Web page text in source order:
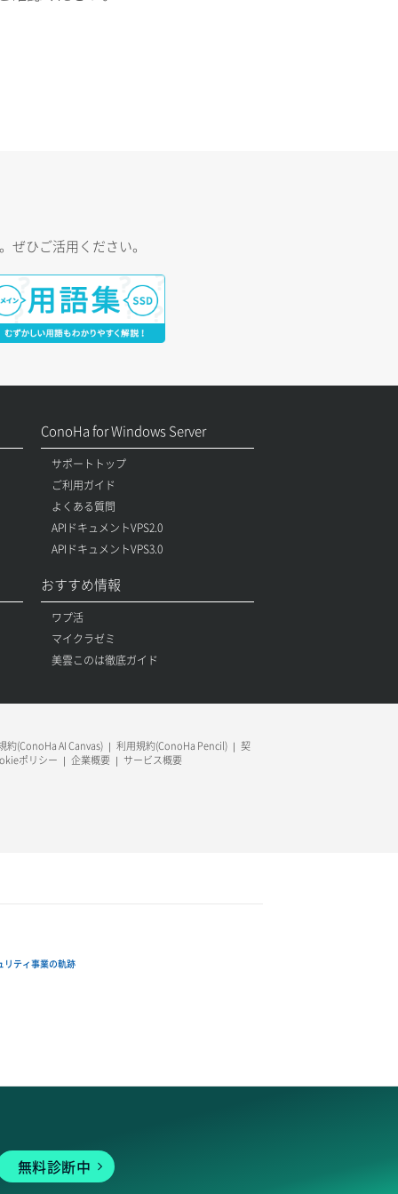
ひご活用ください。
ConoHa for Windows Server
サポートトップ
ご利用ガイド
よくある質問
APIドキュメントVPS2.0
APIドキュメントVPS3.0
おすすめ情報
ワプ活
マイクラゼミ
美雲このは徹底ガイド
約(ConoHa AI Canvas) 利用規約(ConoHa Pencil)
契
ポリシー 企業概要 サービス概要
リティ事業の軌跡
無料診断中